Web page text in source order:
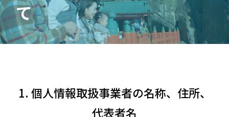
て
1. 個人情報取扱事業者の名称、住所、
代表者名